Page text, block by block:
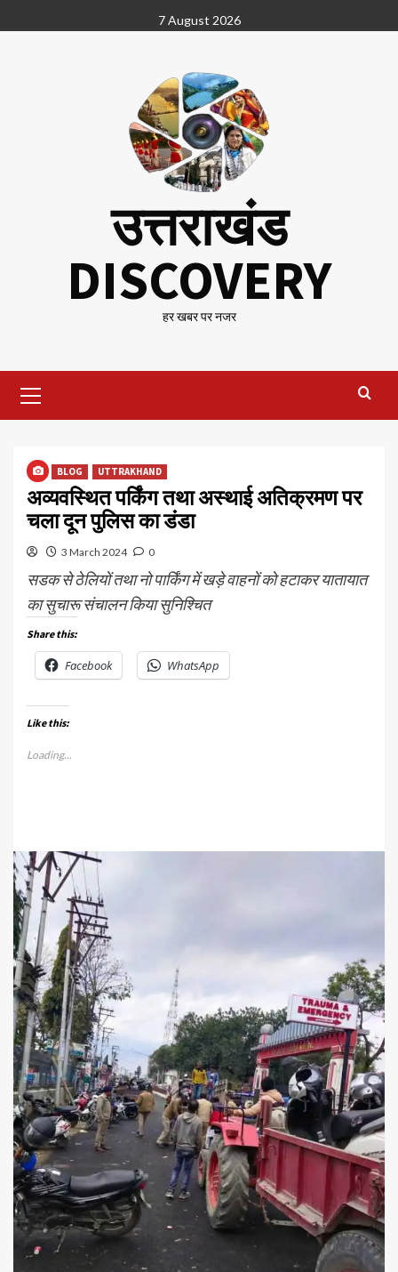
to
7 August 2026
उत्तराखंड
DISCOVERY
हर खबर पर नजर
Menu
BLOG UTTRAKHAND
अव्यवस्थित पर्किंग तथा अस्थाई अतिक्रमण पर
चला दून पुलिस का डंडा
3 March 2024 0
सडक से ठेलियों तथा नो पार्किंग में खड़े वाहनों को हटाकर यातायात
का सुचारू संचालन किया सुनिश्चित
Share this:
Facebook WhatsApp
Like this:
Loading...